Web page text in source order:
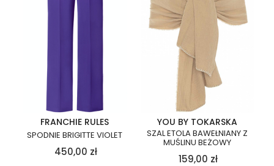
FRANCHIE RULES
SPODNIE BRIGITTE VIOLET
450,00 zł
YOU BY TOKARSKA
SZAL ETOLA BAWEŁNIANY Z
MUŚLINU BEŻOWY
159,00 zł